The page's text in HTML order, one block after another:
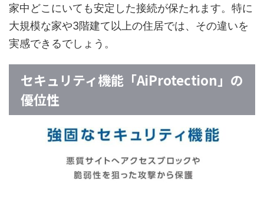
家中どこにいても安定した接続が保たれます。特に
大規模な家や3階建て以上の住居では、その違いを
実感できるでしょう。
セキュリティ機能「AiProtection」の
優位性